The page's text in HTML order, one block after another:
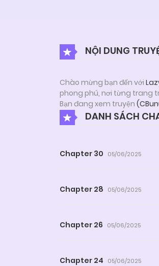
NỘI DUNG
Chào mừng bạn đến với
phong phú, nơi từng trang
Bạn đang xem truyện
DANH SÁCH
Chapter 30 05/06/2025
Chapter 28 05/06/2025
Chapter 26 05/06/2025
Chapter 24 05/06/2025